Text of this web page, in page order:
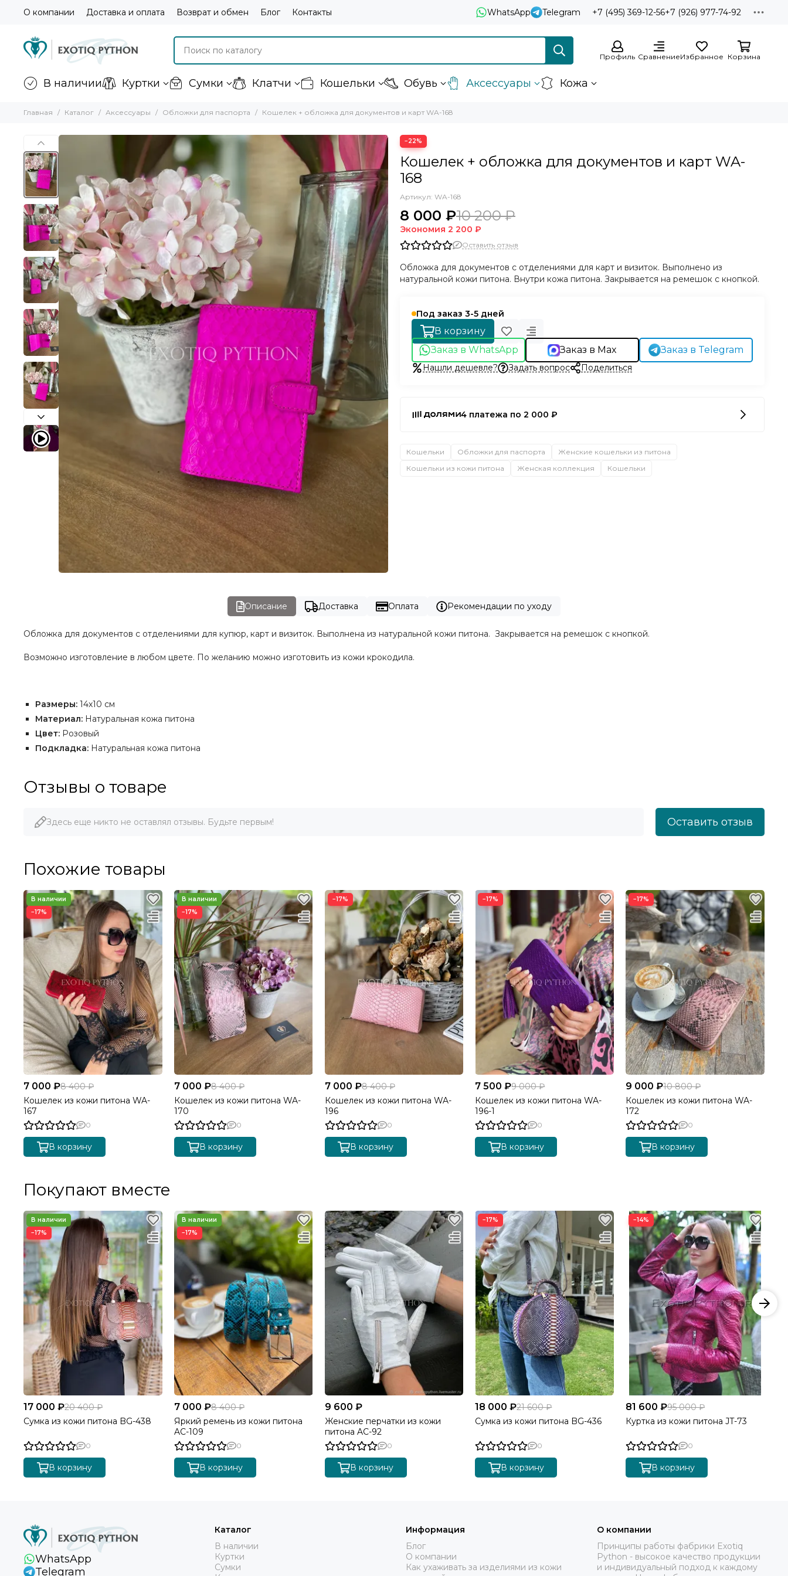
О компании Доставка и оплата Возврат и обмен Блог Контакты WhatsApp Telegram +7 (495) 369-12-56+7 (926) 977-74-92
Профиль СравнениеИзбранное Корзина
В наличии Куртки Сумки Клатчи Кошельки Обувь Аксессуары Кожа
Главная Каталог Аксессуары Обложки для паспорта Кошелек + обложка для документов и карт WA-168
−22%
Кошелек + обложка для документов и карт WA-
168
Артикул: WA-168
8 000 ₽10 200 ₽
Экономия 2 200 ₽
Оставить отзыв
Обложка для документов с отделениями для карт и визиток. Выполнено из
натуральной кожи питона. Внутри кожа питона. Закрывается на ремешок с кнопкой.
Под заказ 3-5 дней
В корзину
Заказ в WhatsApp
Заказ в Max Заказ в Telegram
Нашли дешевле? Задать вопрос Поделиться
4 платежа по 2 000 ₽
Кошельки Обложки для паспорта
Женские кошельки из питона
Кошельки из кожи питона
Женская коллекция Кошельки
Описание Доставка Оплата Рекомендации по уходу
Обложка для документов с отделениями для купюр, карт и визиток. Выполнена из натуральной кожи питона. Закрывается на ремешок с кнопкой.
Возможно изготовление в любом цвете. По желанию можно изготовить из кожи крокодила.
Размеры: 14х10 см
Материал: Натуральная кожа питона
Цвет: Розовый
Подкладка: Натуральная кожа питона
Отзывы о товаре
Здесь еще никто не оставлял отзывы. Будьте первым! Оставить отзыв
Похожие товары
−17%
7 000 ₽8 400 ₽
Кошелек из кожи питона WA-
167
0
В корзину
−17%
7 000 ₽8 400 ₽
Кошелек из кожи питона WA-
170
0
В корзину
−17%
7 000 ₽8 400 ₽
Кошелек из кожи питона WA-
196
0
В корзину
−17%
7 500 ₽9 000 ₽
Кошелек из кожи питона WA-
196-1
0
В корзину
−17%
9 000 ₽10 800 ₽
Кошелек из кожи питона WA-
172
0
В корзину
Покупают вместе
−17%
17 000 ₽20 400 ₽
Сумка из кожи питона BG-438
0
В корзину
−17%
7 000 ₽8 400 ₽
Яркий ремень из кожи питона
AC-109
0
В корзину
9 600 ₽
Женские перчатки из кожи
питона AC-92
0
В корзину
−17%
18 000 ₽21 600 ₽
Сумка из кожи питона BG-436
0
В корзину
−14%
81 600 ₽95 000 ₽
Куртка из кожи питона JT-73
0
В корзину
WhatsApp
Telegram
Каталог
В наличии
Куртки
Сумки
Информация
Блог
О компании
Как ухаживать за изделиями из кожи
О компании
Принципы работы фабрики Exotiq
Python - высокое качество продукции
и индивидуальный подход к каждому